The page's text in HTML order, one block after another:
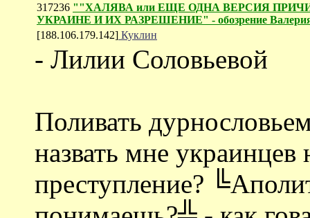
317236 ""ХАЛЯВА или ЕЩЕ ОДНА ВЕРСИЯ
УКРАИНЕ И ИХ РАЗРЕШЕНИЕ" - обозрение
[188.106.179.142] Куклин
- Лилии Соловьевой
Поливать
назвать мне украинцев
преступление?